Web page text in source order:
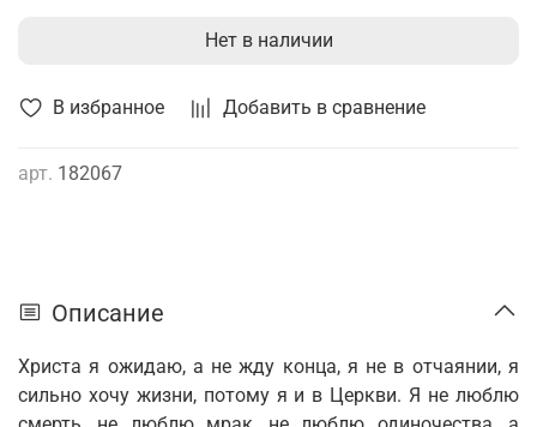
В избранное Добавить в сравнение
арт. 182067
Нет в наличии
Описание
Христа я ожидаю, а не жду конца, я не в отчаянии, я
сильно хочу жизни, потому я и в Церкви. Я не люблю